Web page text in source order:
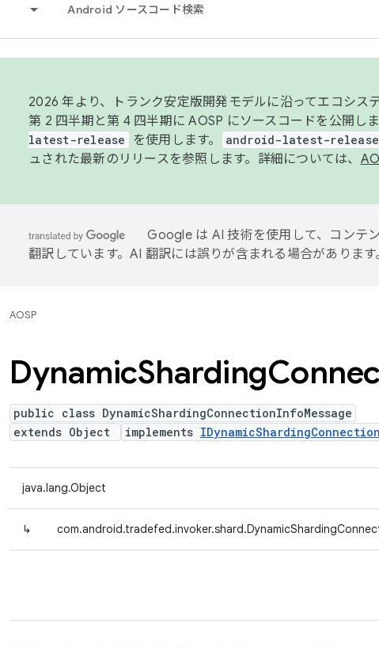
Android ソースコード検索
2026 年より、トランク安定版開発モデルに沿ってエコシス
第 2 四半期と第 4 四半期に AOSP にソースコードを公開し
latest-release
を使用します。 android-latest-release
ュされた最新のリリースを参照します。詳細については、
Google は AI 技術を使用して、コンテ
翻訳しています。AI 翻訳には誤りが含まれる場合があります
AOSP
DynamicSharding
public class DynamicShardingConnectionInfoMessage
extends Object
implements
java.lang.Object
↳